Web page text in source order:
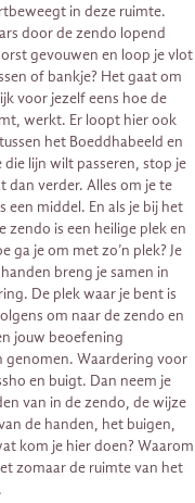
in deze ruimte.
door de zendo lopend
gevouwen en loop je vlot
of bankje? Het gaat om
voor jezelf eens hoe de
werkt. Er loopt hier ook
het Boeddhabeeld en
lijn wilt passeren, stop je
dan verder. Alles om je te
middel. En als je bij het
zendo is een heilige plek en
ga je om met zo’n plek? Je
breng je samen in
De plek waar je bent is
om naar de zendo en
jouw beoefening
genomen. Waardering voor
en buigt. Dan neem je
van in de zendo, de wijze
de handen, het buigen,
kom je hier doen? Waarom
zomaar de ruimte van het